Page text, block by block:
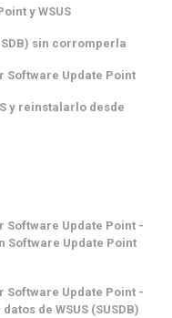
y WSUS
sin corromperla
Software Update Point
y reinstalarlo desde
Software Update Point -
Software Update Point
Software Update Point -
de WSUS (SUSDB)